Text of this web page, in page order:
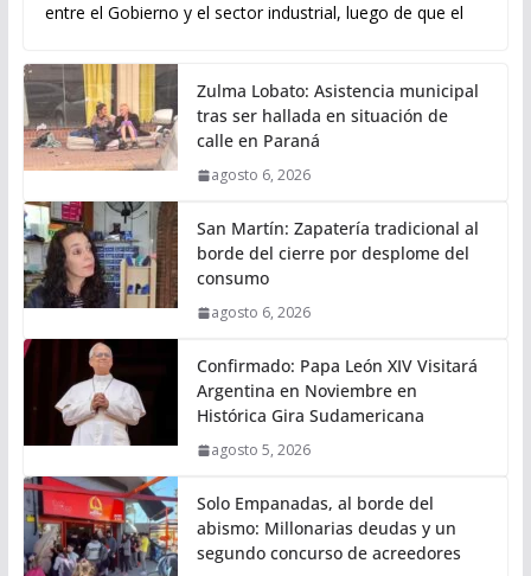
entre el Gobierno y el sector industrial, luego de que el
Zulma Lobato: Asistencia municipal
tras ser hallada en situación de
calle en Paraná
agosto 6, 2026
San Martín: Zapatería tradicional al
borde del cierre por desplome del
consumo
agosto 6, 2026
Confirmado: Papa León XIV Visitará
Argentina en Noviembre en
Histórica Gira Sudamericana
agosto 5, 2026
Solo Empanadas, al borde del
abismo: Millonarias deudas y un
segundo concurso de acreedores